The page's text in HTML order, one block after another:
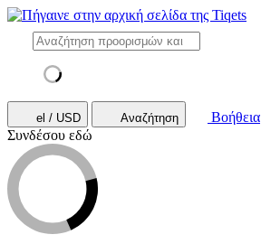
el / USD Αναζήτηση
Βοήθεια
Συνδέσου εδώ